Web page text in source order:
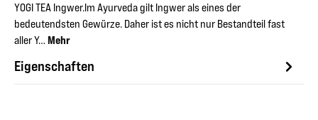
YOGI TEA Ingwer.Im Ayurveda gilt Ingwer als eines der
bedeutendsten Gewürze. Daher ist es nicht nur Bestandteil fast
aller Y… Mehr
Eigenschaften